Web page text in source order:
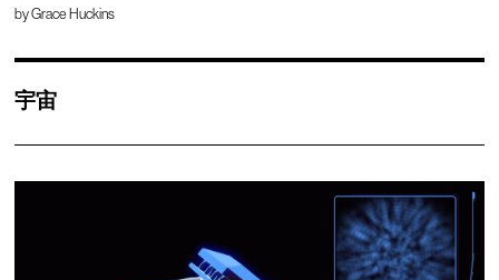
byGrace Huckins
宇宙